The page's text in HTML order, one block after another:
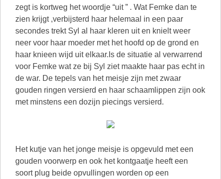
zegt is kortweg het woordje “uit ” . Wat Femke dan te
zien krijgt ,verbijsterd haar helemaal in een paar
secondes trekt Syl al haar kleren uit en knielt weer
neer voor haar moeder met het hoofd op de grond en
haar knieen wijd uit elkaar.Is de situatie al verwarrend
voor Femke wat ze bij Syl ziet maakte haar pas echt in
de war. De tepels van het meisje zijn met zwaar
gouden ringen versierd en haar schaamlippen zijn ook
met minstens een dozijn piecings versierd.
Het kutje van het jonge meisje is opgevuld met een
gouden voorwerp en ook het kontgaatje heeft een
soort plug beide opvullingen worden op een